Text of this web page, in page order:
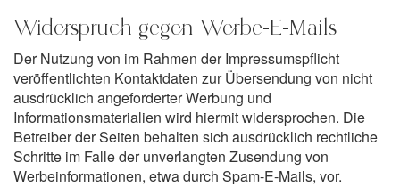
Widerspruch gegen Werbe-E-Mails
Der Nutzung von im Rahmen der Impressumspflicht
veröffentlichten Kontaktdaten zur Übersendung von nicht
ausdrücklich angeforderter Werbung und
Informationsmaterialien wird hiermit widersprochen. Die
Betreiber der Seiten behalten sich ausdrücklich rechtliche
Schritte im Falle der unverlangten Zusendung von
Werbeinformationen, etwa durch Spam-E-Mails, vor.